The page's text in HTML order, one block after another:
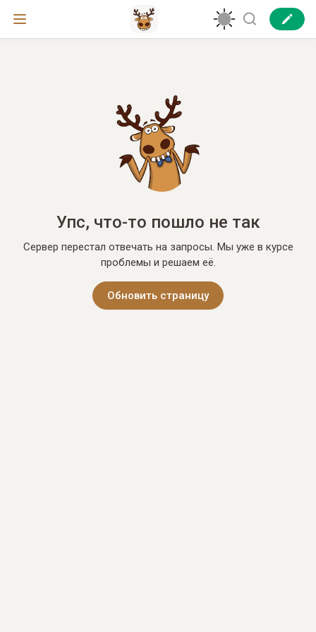
Упс, что-то пошло не так
Сервер перестал отвечать на запросы. Мы уже в курсе
проблемы и решаем её.
Обновить страницу